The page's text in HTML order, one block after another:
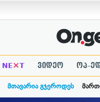
NE×T ვიდეო ოპ-
მთავარია გჯეროდეს